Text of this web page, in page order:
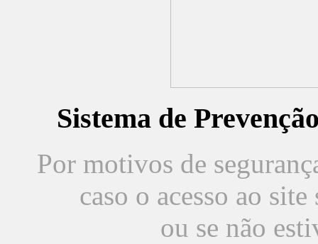
Sistema de
Por motivos de
caso o acesso ao
ou se não